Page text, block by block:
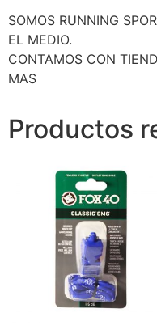
SOMOS RUNNING
EL MEDIO.
CONTAMOS CON
MAS
Productos